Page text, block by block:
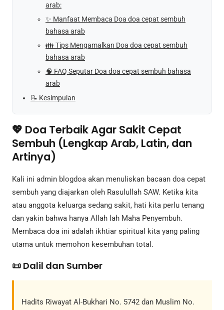
arab:
✨ Manfaat Membaca Doa doa cepat sembuh
bahasa arab
👪 Tips Mengamalkan Doa doa cepat sembuh
bahasa arab
🧠 FAQ Seputar Doa doa cepat sembuh bahasa
arab
📝 Kesimpulan
💖 Doa Terbaik Agar Sakit Cepat
Sembuh (Lengkap Arab, Latin, dan
Artinya)
Kali ini admin blogdoa akan menuliskan bacaan doa cepat
sembuh yang diajarkan oleh Rasulullah SAW. Ketika kita
atau anggota keluarga sedang sakit, hati kita perlu tenang
dan yakin bahwa hanya Allah lah Maha Penyembuh.
Membaca doa ini adalah ikhtiar spiritual kita yang paling
utama untuk memohon kesembuhan total.
📜 Dalil dan Sumber
Hadits Riwayat Al-Bukhari No. 5742 dan Muslim No.